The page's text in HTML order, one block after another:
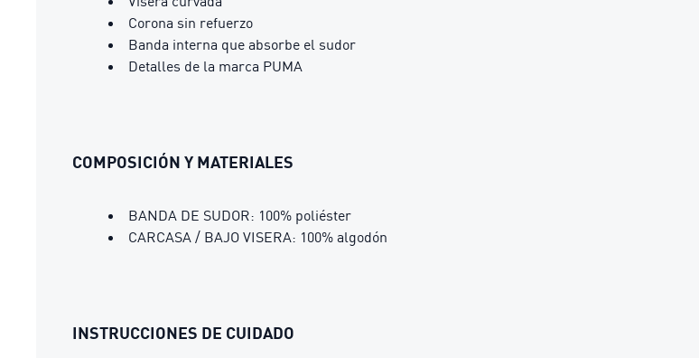
Corona sin refuerzo
Banda interna que absorbe el sudor
Detalles de la marca PUMA
COMPOSICIÓN Y MATERIALES
BANDA DE SUDOR: 100% poliéster
CARCASA / BAJO VISERA: 100% algodón
INSTRUCCIONES DE CUIDADO